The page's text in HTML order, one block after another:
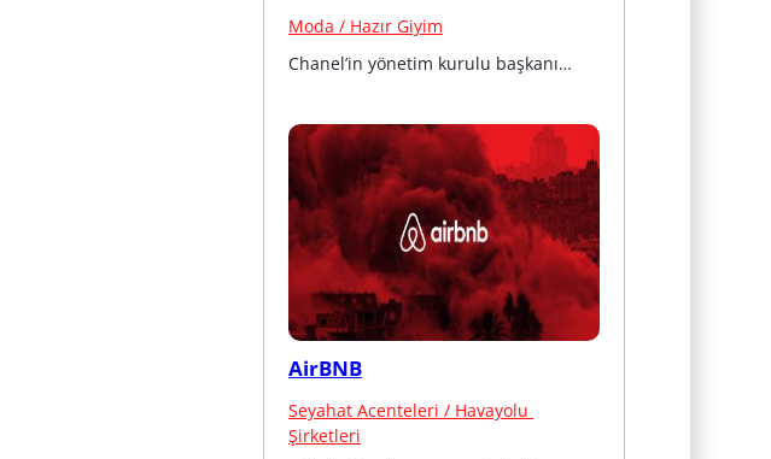
Moda / Hazır Giyim
Chanel’in yönetim kurulu başkanı…
AirBNB
Seyahat Acenteleri / Havayolu
Şirketleri